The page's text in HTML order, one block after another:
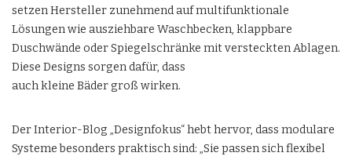
setzen Hersteller zunehmend auf multifunktionale
Lösungen wie ausziehbare Waschbecken, klappbare
Duschwände oder Spiegelschränke mit versteckten Ablagen.
Diese Designs sorgen dafür, dass
auch kleine Bäder groß wirken.
Der Interior-Blog „Designfokus“ hebt hervor, dass modulare
Systeme besonders praktisch sind: „Sie passen sich flexibel